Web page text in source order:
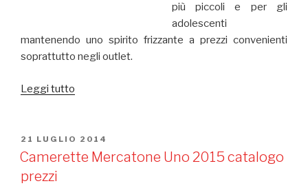
più piccoli e per gli
adolescenti
mantenendo uno spirito frizzante a prezzi convenienti
soprattutto negli outlet.
Leggi tutto
camerette
bambini”
PUBBLICATO
IL
21 LUGLIO 2014
Camerette Mercatone Uno 2015 catalogo
prezzi